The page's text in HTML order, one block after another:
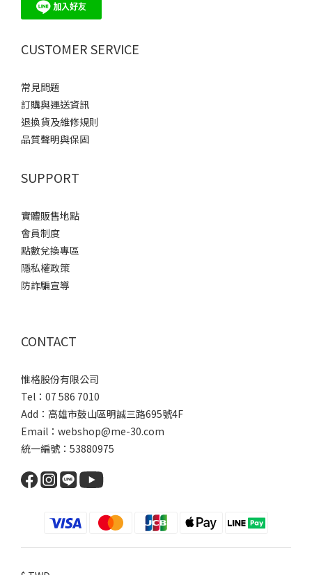
CUSTOMER SERVICE
常見問題
訂購與運送資訊
退換貨及維修規則
品質聲明與保固
SUPPORT
實體販售地點
會員制度
點數兌換專區
隱私權政策
防詐騙宣導
CONTACT
惟格股份有限公司
Tel：07 586 7010
Add： 高雄市鼓山區明誠三路695號4F
Email：webshop@me-30.com
統一編號：53880975